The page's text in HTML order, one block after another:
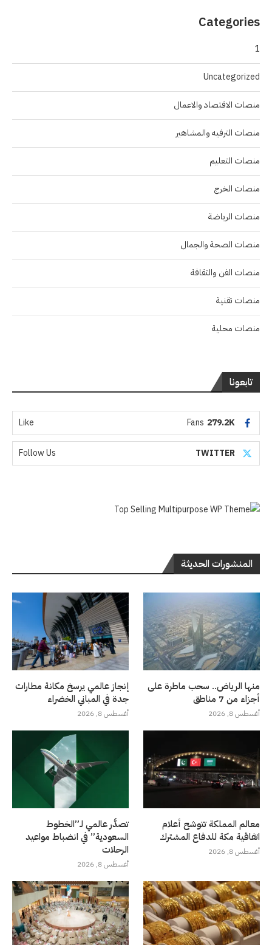
Categories
1
Uncategorized
منصات الاقتصاد والاعمال
منصات الترفيه والمشاهير
منصات التعليم
منصات الخرج
منصات الرياضة
منصات الصحة والجمال
منصات الفن والثقافة
منصات تقنية
منصات محلية
تابعونا
279.2K
Fans
Like
TWITTER
Follow Us
المنشورات الحديثة
منها الرياض.. سحب ماطرة على
أجزاء من 7 مناطق
أغسطس 8, 2026
إنجاز عالمي يرسخ مكانة مطارات
جدة في المباني الخضراء
أغسطس 8, 2026
معالم المملكة تتوشح أعلام
اتفاقية مكة للدفاع المشترك
أغسطس 8, 2026
تصدُّر عالمي لـ”الخطوط
السعودية” في انضباط مواعيد
الرحلات
أغسطس 8, 2026